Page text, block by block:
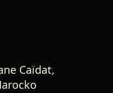
Caïdat,